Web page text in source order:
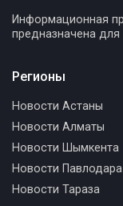
Информационная
предназначена
Регионы
Новости Астаны
Новости Алматы
Новости Шымкента
Новости Павлодара
Новости Тараза